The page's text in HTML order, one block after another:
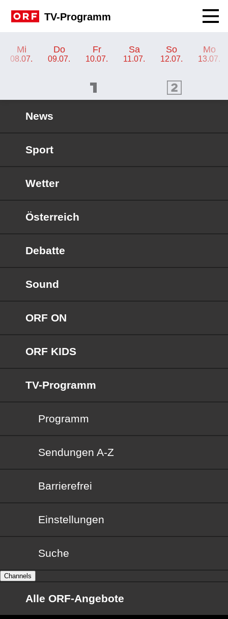
TV-Programm
Mi
08.07.
Do
09.07.
Fr
10.07.
Sa
11.07.
So
12.07.
Mo
13.07.
ORF 2 Programm
News
Sport
Wetter
Österreich
Debatte
Sound
ORF ON
ORF KIDS
TV-Programm
Programm
Sendungen von A bis Z
Sendungen A-Z
Barrierefrei
Barrierefrei
Einstellungen
Suche
Channels
Alle ORF-Angebote